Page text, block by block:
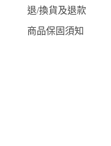
退/換貨及退款
商品保固須知